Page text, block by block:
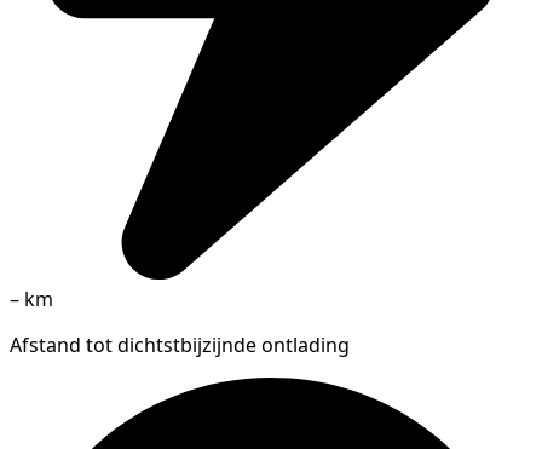
– km
Afstand tot dichtstbijzijnde ontlading